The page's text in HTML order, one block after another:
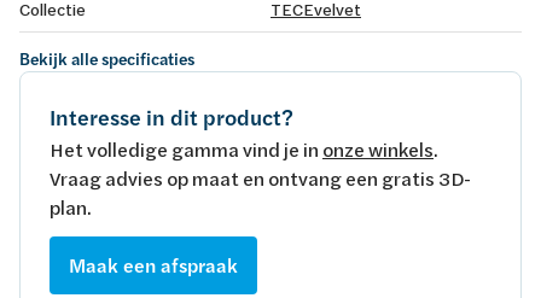
Collectie
TECEvelvet
Bekijk alle specificaties
Interesse in dit product?
Het volledige gamma vind je in onze winkels.
Vraag advies op maat en ontvang een gratis 3D-
plan.
Maak een afspraak